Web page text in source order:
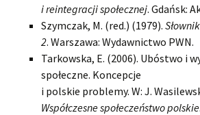
i reintegracji społecznej. Gdańsk:
Szymczak, M. (red.) (1979).
2. Warszawa: Wydawnictwo PWN.
Tarkowska, E. (2006). Ubóstwo i
społeczne. Koncepcje
i polskie problemy. W: J.
Współczesne społeczeństwo polskie.